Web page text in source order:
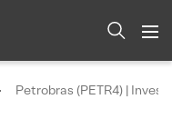
Petrobras (PETR4) |